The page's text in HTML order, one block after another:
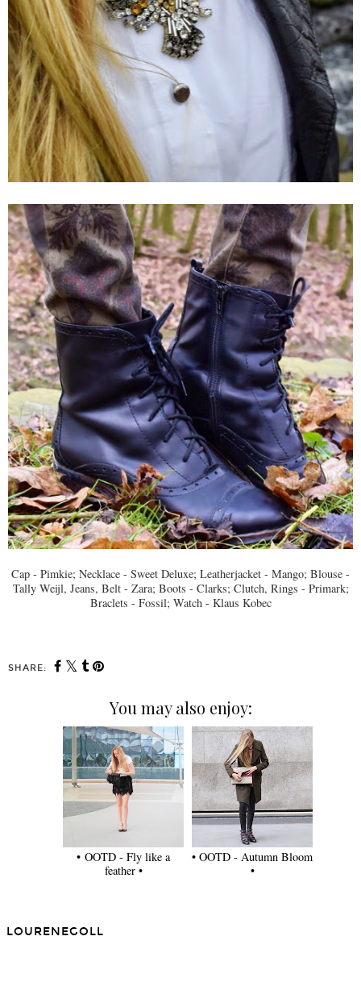
Cap - Pimkie; Necklace - Sweet Deluxe; Leatherjacket - Mango; Blouse -
Tally Weijl, Jeans, Belt - Zara; Boots - Clarks; Clutch, Rings - Primark;
Braclets - Fossil; Watch - Klaus Kobec
SHARE:
You may also enjoy:
• OOTD - Fly like a
feather •
• OOTD - Autumn Bloom
•
LOURENEGOLL